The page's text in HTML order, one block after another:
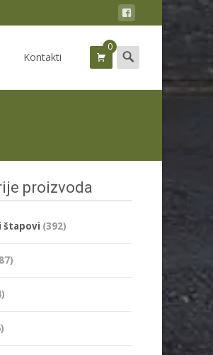
Kontakti
0 Search
for:
proizvoda
štapovi (392)